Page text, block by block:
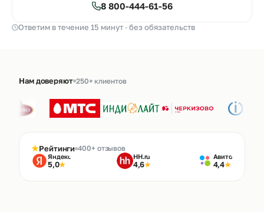
8 800-444-61-56
Ответим в течение 15 минут · без обязательств
Нам доверяют 250+ клиентов
★Рейтинги 400+ отзывов
Яндекс
5,0★
HH.ru
4,6★
Авито
4,4★